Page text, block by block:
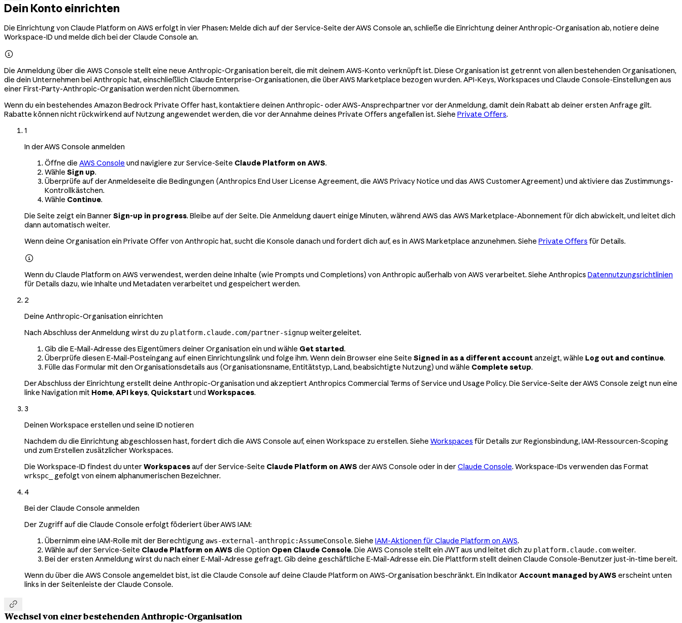
Dein Konto einrichten
Die Einrichtung von Claude Platform on AWS erfolgt in vier Phasen: Melde dich auf der Service-Seite der AWS Console an, schließe die Einrichtung deiner Anthropic-Organisation ab, notiere deine
Workspace-ID und melde dich bei der Claude Console an.

Die Anmeldung über die AWS Console stellt eine neue Anthropic-Organisation bereit, die mit deinem AWS-Konto verknüpft ist. Diese Organisation ist getrennt von allen bestehenden Organisationen,
die dein Unternehmen bei Anthropic hat, einschließlich Claude Enterprise-Organisationen, die über AWS Marketplace bezogen wurden. API-Keys, Workspaces und Claude Console-Einstellungen aus
einer First-Party-Anthropic-Organisation werden nicht übernommen.
Wenn du ein bestehendes Amazon Bedrock Private Offer hast, kontaktiere deinen Anthropic- oder AWS-Ansprechpartner vor der Anmeldung, damit dein Rabatt ab deiner ersten Anfrage gilt.
Rabatte können nicht rückwirkend auf Nutzung angewendet werden, die vor der Annahme deines Private Offers angefallen ist. Siehe Private Offers.
1
In der AWS Console anmelden
Öffne die AWS Console und navigiere zur Service-Seite Claude Platform on AWS.
Wähle Sign up.
Überprüfe auf der Anmeldeseite die Bedingungen (Anthropics End User License Agreement, die AWS Privacy Notice und das AWS Customer Agreement) und aktiviere das Zustimmungs-
Kontrollkästchen.
Wähle Continue.
Die Seite zeigt ein Banner Sign-up in progress. Bleibe auf der Seite. Die Anmeldung dauert einige Minuten, während AWS das AWS Marketplace-Abonnement für dich abwickelt, und leitet dich
dann automatisch weiter.
Wenn deine Organisation ein Private Offer von Anthropic hat, sucht die Konsole danach und fordert dich auf, es in AWS Marketplace anzunehmen. Siehe Private Offers für Details.

Wenn du Claude Platform on AWS verwendest, werden deine Inhalte (wie Prompts und Completions) von Anthropic außerhalb von AWS verarbeitet. Siehe Anthropics Datennutzungsrichtlinien
für Details dazu, wie Inhalte und Metadaten verarbeitet und gespeichert werden.
2
Deine Anthropic-Organisation einrichten
Nach Abschluss der Anmeldung wirst du zu platform.claude.com/partner-signupweitergeleitet.
Gib die E-Mail-Adresse des Eigentümers deiner Organisation ein und wähle Get started.
Überprüfe diesen E-Mail-Posteingang auf einen Einrichtungslink und folge ihm. Wenn dein Browser eine Seite Signed in as a different accountanzeigt, wähle Log out and continue.
Fülle das Formular mit den Organisationsdetails aus (Organisationsname, Entitätstyp, Land, beabsichtigte Nutzung) und wähle Complete setup.
Der Abschluss der Einrichtung erstellt deine Anthropic-Organisation und akzeptiert Anthropics Commercial Terms of Service und Usage Policy. Die Service-Seite der AWS Console zeigt nun eine
linke Navigation mit Home, API keys, Quickstartund Workspaces.
3
Deinen Workspace erstellen und seine ID notieren
Nachdem du die Einrichtung abgeschlossen hast, fordert dich die AWS Console auf, einen Workspace zu erstellen. Siehe Workspaces für Details zur Regionsbindung, IAM-Ressourcen-Scoping
und zum Erstellen zusätzlicher Workspaces.
Die Workspace-ID findest du unter Workspacesauf der Service-Seite Claude Platform on AWS der AWS Console oder in der Claude Console. Workspace-IDs verwenden das Format
wrkspc_
gefolgt von einem alphanumerischen Bezeichner.
4
Bei der Claude Console anmelden
Der Zugriff auf die Claude Console erfolgt föderiert über AWS IAM:
Übernimm eine IAM-Rolle mit der Berechtigung aws-external-anthropic:AssumeConsole. Siehe IAM-Aktionen für Claude Platform on AWS.
Wähle auf der Service-Seite Claude Platform on AWS die Option Open Claude Console. Die AWS Console stellt ein JWT aus und leitet dich zu platform.claude.comweiter.
Bei der ersten Anmeldung wirst du nach einer E-Mail-Adresse gefragt. Gib deine geschäftliche E-Mail-Adresse ein. Die Plattform stellt deinen Claude Console-Benutzer just-in-time bereit.
Wenn du über die AWS Console angemeldet bist, ist die Claude Console auf deine Claude Platform on AWS-Organisation beschränkt. Ein Indikator Account managed by AWS erscheint unten
links in der Seitenleiste der Claude Console.

Wechsel von einer bestehenden Anthropic-Organisation